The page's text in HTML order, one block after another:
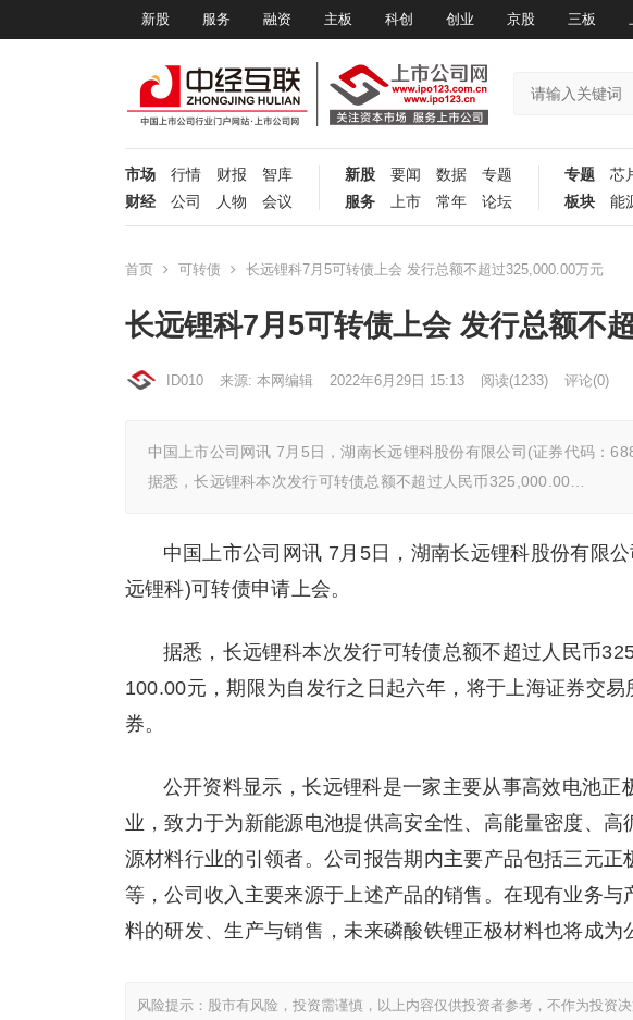
新股 服务 融资 主板 科创 创业 京股 三板
市场 行情 财报
智库
财经
公司 人物 会议
新股 要闻 数据
专题
服务
上市 常年 论坛
专题 芯
板块
能
首页 可转债 长远锂科7月5可转债上会 发行总额不超过325,000.00万元
长远锂科7月5可转债上会 发行总额不
ID010 来源: 本网编辑 2022年6月29日 15:13 阅读(1233) 评论(0)
中国上市公司网讯 7月5日，湖南长远锂科股份有限公司(证券代码：
据悉，长远锂科本次发行可转债总额不超过人民币325,000.00…
中国上市公司网讯 7月5日，湖南长远锂科股份有限
远锂科)可转债申请上会。
据悉，长远锂科本次发行可转债总额不超过人民币
100.00元，期限为自发行之日起六年，将于上海证券交
券。
公开资料显示，长远锂科是一家主要从事高效电池正
业，致力于为新能源电池提供高安全性、高能量密度、
源材料行业的引领者。公司报告期内主要产品包括三元
等，公司收入主要来源于上述产品的销售。在现有业务
料的研发、生产与销售，未来磷酸铁锂正极材料也将成为
风险提示：股市有风险，投资需谨慎，以上内容仅供投资者参考，不作为投资